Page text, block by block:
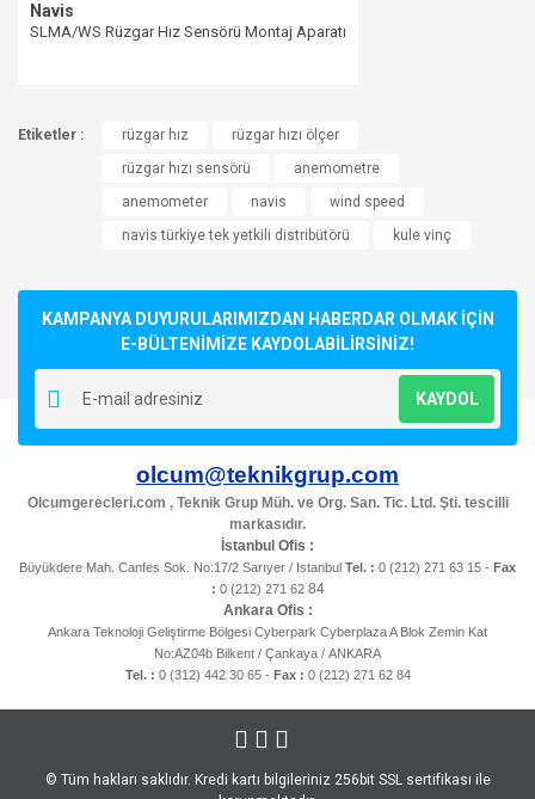
Navis
SLMA/WS Rüzgar Hız Sensörü Montaj Aparatı
Etiketler : rüzgar hız
rüzgar hızı ölçer
rüzgar hızı sensörü
anemometre
anemometer
navis
wind speed
navis türkiye tek yetkili distribütörü
kule vinç
KAMPANYA DUYURULARIMIZDAN HABERDAR OLMAK İÇİN
E-BÜLTENİMİZE KAYDOLABİLİRSİNİZ!
KAYDOL
olcum@teknikgrup.com
Olcumgerecleri.com , Teknik Grup Müh. ve Org. San. Tic. Ltd. Şti. tescilli
markasıdır.
İstanbul Ofis :
Büyükdere Mah. Canfes Sok. No:17/2 Sarıyer / Istanbul Tel. : 0 (212) 271 63 15 - Fax
: 0 (212) 271 6284
Ankara Ofis :
Ankara Teknoloji Geliştirme Bölgesi Cyberpark Cyberplaza A Blok Zemin Kat
No:AZ04b Bilkent / Çankaya / ANKARA
Tel. : 0 (312) 442 30 65 - Fax : 0 (212) 271 62 84
© Tüm hakları saklıdır. Kredi kartı bilgileriniz 256bit SSL sertifikası ile